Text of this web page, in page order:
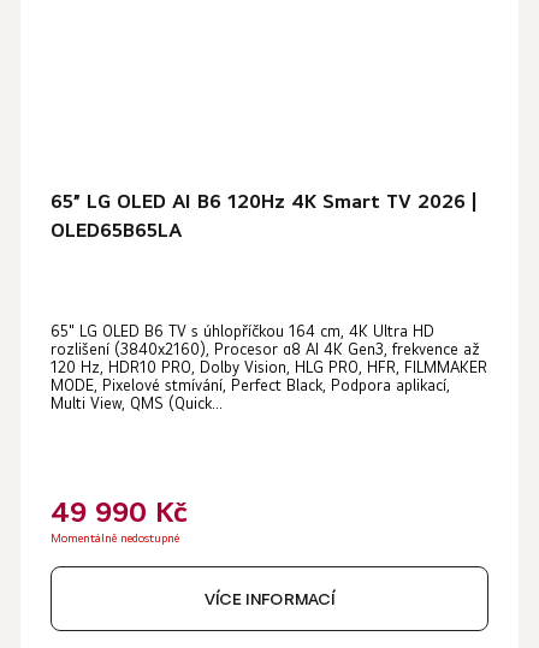
65” LG OLED AI B6 120Hz 4K Smart TV 2026 |
OLED65B65LA
65" LG OLED B6 TV s úhlopříčkou 164 cm, 4K Ultra HD
rozlišení (3840x2160), Procesor α8 AI 4K Gen3, frekvence až
120 Hz, HDR10 PRO, Dolby Vision, HLG PRO, HFR, FILMMAKER
MODE, Pixelové stmívání, Perfect Black, Podpora aplikací,
Multi View, QMS (Quick...
49 990 Kč
Momentálně nedostupné
VÍCE INFORMACÍ